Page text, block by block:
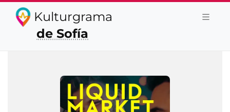
Kulturgrama
de Sofía